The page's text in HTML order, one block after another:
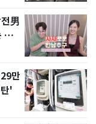
男
화
만
'